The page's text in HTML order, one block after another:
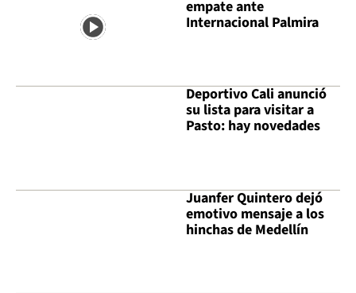
empate ante
Internacional Palmira
Deportivo Cali anunció
su lista para visitar a
Pasto: hay novedades
Juanfer Quintero dejó
emotivo mensaje a los
hinchas de Medellín